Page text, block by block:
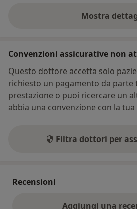
Mostra
Convenzioni assicurative non
Questo dottore accetta solo
richiesto un pagamento da parte
prestazione o puoi ricercare un
abbia una convenzione con la
Filtra dottori per
Recensioni
Aggiungi una